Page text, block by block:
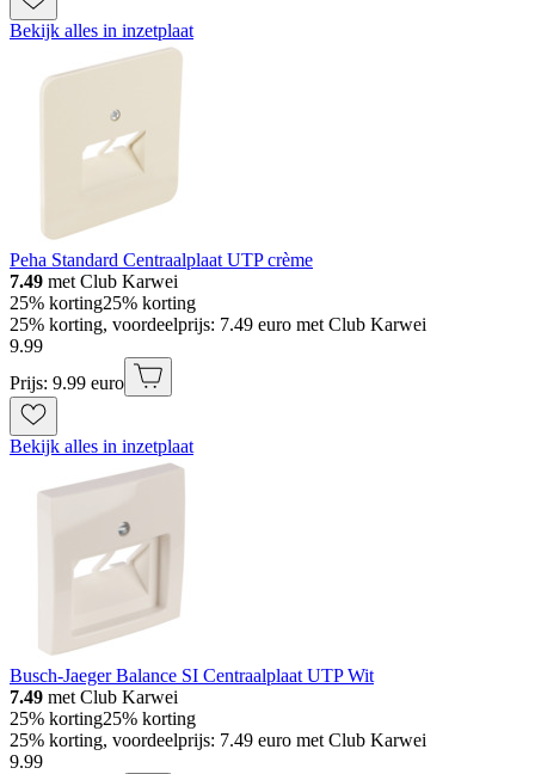
Bekijk alles in inzetplaat
Peha Standard Centraalplaat UTP crème
7.49 met Club Karwei
25% korting25% korting
25% korting, voordeelprijs: 7.49 euro met Club Karwei
9.99
Prijs: 9.99 euro
Bekijk alles in inzetplaat
Busch-Jaeger Balance SI Centraalplaat UTP Wit
7.49 met Club Karwei
25% korting25% korting
25% korting, voordeelprijs: 7.49 euro met Club Karwei
9.99